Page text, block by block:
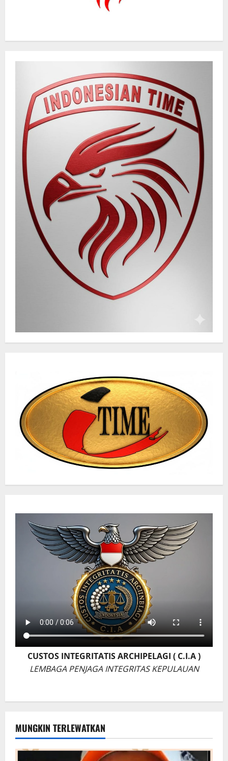
CUSTOS INTEGRITATIS ARCHIPELAGI ( C.I.A )
LEMBAGA PENJAGA INTEGRITAS KEPULAUAN
MUNGKIN TERLEWATKAN